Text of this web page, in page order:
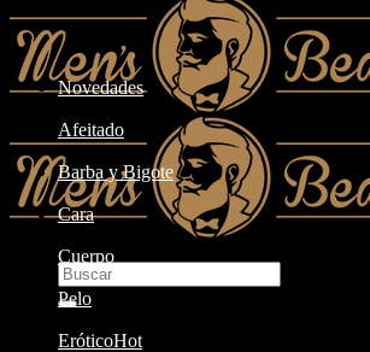
Buscar
por:
Novedades
Afeitado
Barba y Bigote
Cara
Cuerpo
Pelo
Erótico